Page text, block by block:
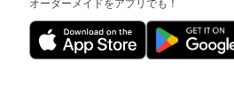
オーダーメイドをアプリでも！